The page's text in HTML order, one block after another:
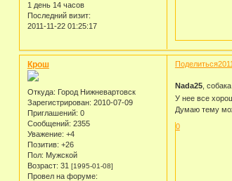
1 день 14 часов
Последний визит:
2011-11-22 01:25:17
Поделиться
Крош
Откуда: Город Нижневартовск
Зарегистрирован: 2010-07-09
Приглашений: 0
Сообщений: 2355
Уважение: +4
Позитив: +26
Пол: Мужской
Возраст: 31 [1995-01-08]
Провел на форуме:
Nada25,
У нее все
Думаю тему
0